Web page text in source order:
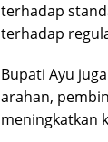
terhadap
terhadap
Bupati Ayu
arahan,
meningkatkan